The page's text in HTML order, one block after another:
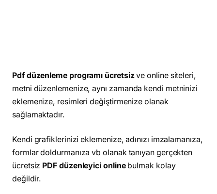
Pdf düzenleme programı ücretsizve online siteleri,
metni düzenlemenize, aynı zamanda kendi metninizi
eklemenize, resimleri değiştirmenize olanak
sağlamaktadır.
Kendi grafiklerinizi eklemenize, adınızı imzalamanıza,
formlar doldurmanıza vb olanak tanıyan gerçekten
ücretsiz PDF düzenleyici onlinebulmak kolay
değildir.